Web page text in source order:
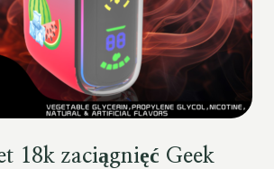
18k zaciągnięć Geek